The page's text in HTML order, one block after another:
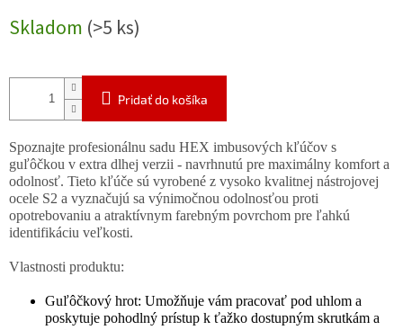
cena:
Skladom (>5 ks)
Pridať do košíka
Spoznajte profesionálnu sadu HEX imbusových kľúčov s
guľôčkou v extra dlhej verzii - navrhnutú pre maximálny komfort a
odolnosť. Tieto kľúče sú vyrobené z vysoko kvalitnej nástrojovej
ocele S2 a vyznačujú sa výnimočnou odolnosťou proti
opotrebovaniu a atraktívnym farebným povrchom pre ľahkú
identifikáciu veľkosti.
Vlastnosti produktu:
Guľôčkový hrot: Umožňuje vám pracovať pod uhlom a
poskytuje pohodlný prístup k ťažko dostupným skrutkám a